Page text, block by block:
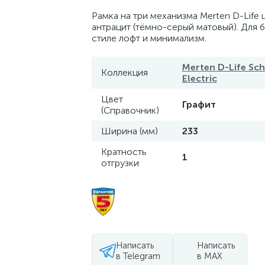
Рамка на три механизма Merten D-Life
антрацит (тёмно-серый матовый). Для
стиле лофт и минимализм.
Коллекция
Merten D-Life
Electric
Цвет
(Справочник)
Графит
Ширина (мм)
233
Кратность
отгрузки
1
Написать
в Telegram
Написать
в MAX